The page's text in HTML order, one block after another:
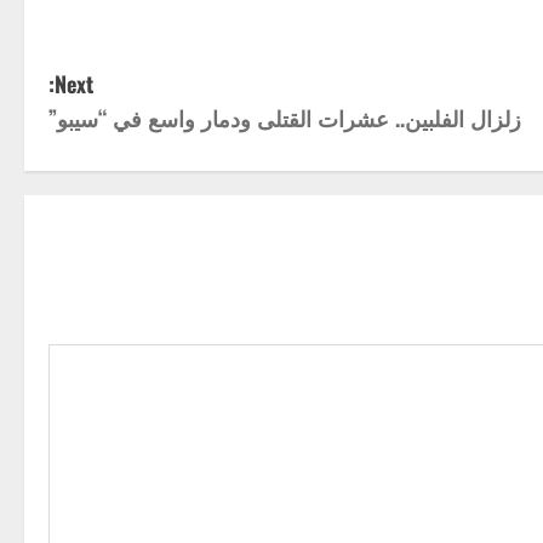
Next:
زلزال الفلبين.. عشرات القتلى ودمار واسع في “سيبو”